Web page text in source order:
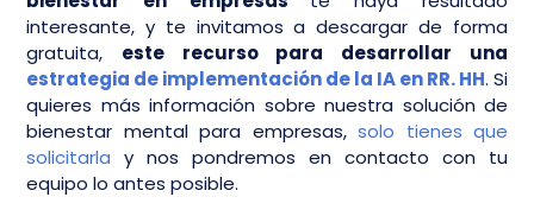
interesante, y te invitamos a descargar de forma
gratuita, este recurso para desarrollar una
estrategia de implementación de la IA en RR. HH. Si
quieres más información sobre nuestra solución de
bienestar mental para empresas, solo tienes que
solicitarla y nos pondremos en contacto con tu
equipo lo antes posible.